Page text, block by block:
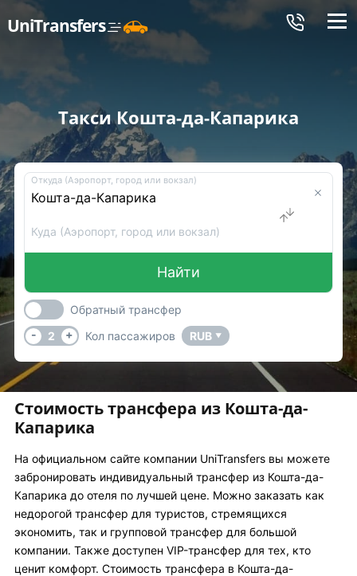
UniTransfers Меню
Такси Кошта-да-Капарика
Откуда (Аэропорт, город или вокзал)
Куда (Аэропорт, город или вокзал)
Найти
Обратный трансфер
-
2 + Кол пассажиров RUB ▼
Стоимость трансфера из Кошта-да-
Капарика
На официальном сайте компании UniTransfers вы можете
забронировать индивидуальный трансфер из Кошта-да-
Капарика до отеля по лучшей цене. Можно заказать как
недорогой трансфер для туристов, стремящихся
экономить, так и групповой трансфер для большой
компании. Также доступен VIP-трансфер для тех, кто
ценит комфорт. Стоимость трансфера в Кошта-да-